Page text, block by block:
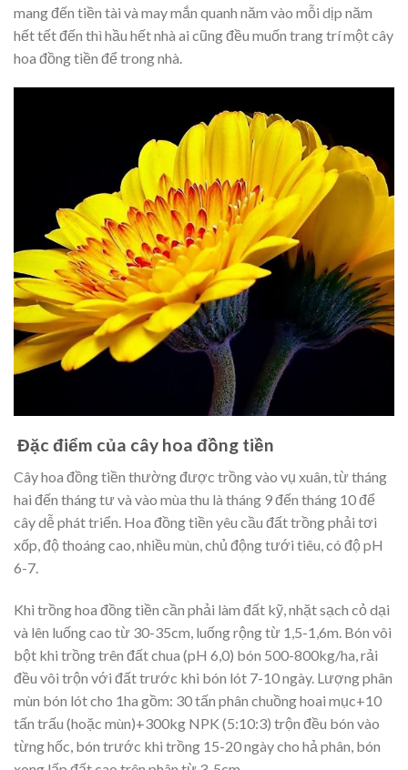
mang đến tiền tài và may mắn quanh năm vào mỗi dịp năm
hết tết đến thì hầu hết nhà ai cũng đều muốn trang trí một cây
hoa đồng tiền để trong nhà.
Đặc điểm của cây hoa đồng tiền
Cây hoa đồng tiền thường được trồng vào vụ xuân, từ tháng
hai đến tháng tư và vào mùa thu là tháng 9 đến tháng 10 để
cây dễ phát triển. Hoa đồng tiền yêu cầu đất trồng phải tơi
xốp, độ thoáng cao, nhiều mùn, chủ động tưới tiêu, có độ pH
6-7.
Khi trồng hoa đồng tiền cần phải làm đất kỹ, nhặt sạch cỏ dại
và lên luống cao từ 30-35cm, luống rộng từ 1,5-1,6m. Bón vôi
bột khi trồng trên đất chua (pH 6,0) bón 500-800kg/ha, rải
đều vôi trộn với đất trước khi bón lót 7-10 ngày. Lượng phân
mùn bón lót cho 1ha gồm: 30 tấn phân chuồng hoai mục+10
tấn trấu (hoặc mùn)+300kg NPK (5:10:3) trộn đều bón vào
từng hốc, bón trước khi trồng 15-20 ngày cho hả phân, bón